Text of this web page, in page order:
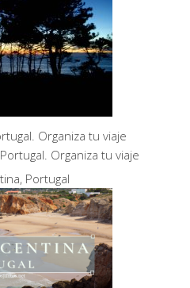
Organiza tu viaje
Portugal